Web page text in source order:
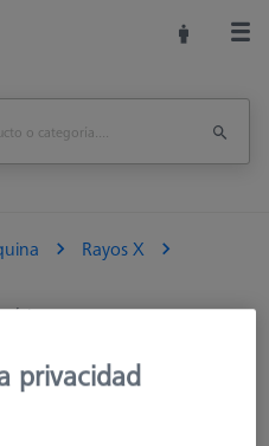
Rayos X
Imprimir página
privacidad